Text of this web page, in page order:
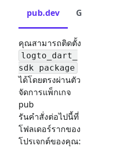
pub.dev GitHub
คุณสามารถติดตั้ง
logto_dart_
sdk package
ได้โดยตรงผ่านตัว
จัดการแพ็กเกจ
pub
รันคำสั่งต่อไปนี้ที่
โฟลเดอร์รากของ
โปรเจกต์ของคุณ: